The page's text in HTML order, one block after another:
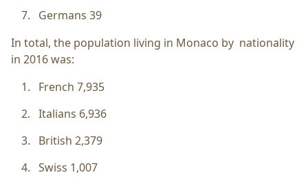
Germans 39
In total, the population living in Monaco by nationality
in 2016 was:
French 7,935
Italians 6,936
British 2,379
Swiss 1,007